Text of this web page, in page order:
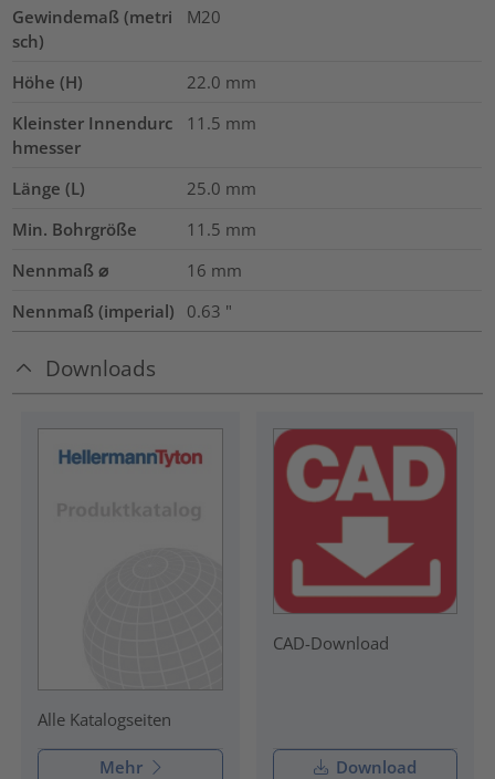
Gewindemaß (metri
sch)
M20
Höhe (H) 22.0 mm
Kleinster Innendurc
hmesser
11.5 mm
Länge (L) 25.0 mm
Min. Bohrgröße
11.5 mm
Nennmaß ⌀
16 mm
Nennmaß (imperial)
0.63 "
Downloads
Alle Katalogseiten
Mehr
CAD-Download
Download